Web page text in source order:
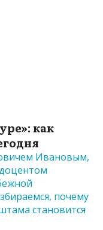
как
Ивановым,
почему
становится